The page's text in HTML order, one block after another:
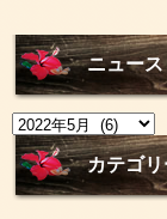
ニュース
ニ
ュ
ー
カテゴリ